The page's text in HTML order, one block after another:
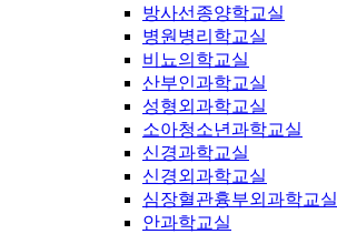
방사선종양학교실
병원병리학교실
비뇨의학교실
산부인과학교실
성형외과학교실
소아청소년과학교실
신경과학교실
신경외과학교실
심장혈관흉부외과학교실
안과학교실